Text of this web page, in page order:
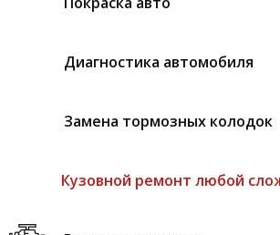
Диагностика автомобиля
Замена тормозных колодок
Кузовной ремонт любой